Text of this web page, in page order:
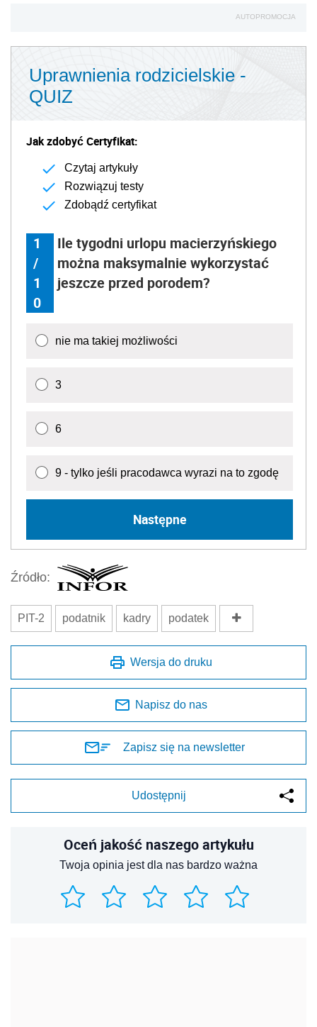
AUTOPROMOCJA
Uprawnienia rodzicielskie -
QUIZ
Jak zdobyć Certyfikat:
Czytaj artykuły
Rozwiązuj testy
Zdobądź certyfikat
1
/
1
0
Ile tygodni urlopu macierzyńskiego
można maksymalnie wykorzystać
jeszcze przed porodem?
nie ma takiej możliwości
3
6
9 - tylko jeśli pracodawca wyrazi na to zgodę
Następne
Źródło:
PIT-2 podatnik kadry podatek
Wersja do druku
Napisz do nas
Zapisz się na newsletter
Udostępnij
Oceń jakość naszego artykułu
Twoja opinia jest dla nas bardzo ważna